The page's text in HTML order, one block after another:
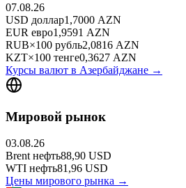
07.08.26
USD доллар1,7000 AZN
EUR евро1,9591 AZN
RUB×100 рубль2,0816 AZN
KZT×100 тенге0,3627 AZN
Курсы валют в Азербайджане →
Мировой рынок
03.08.26
Brent нефть88,90 USD
WTI нефть81,96 USD
Цены мирового рынка →